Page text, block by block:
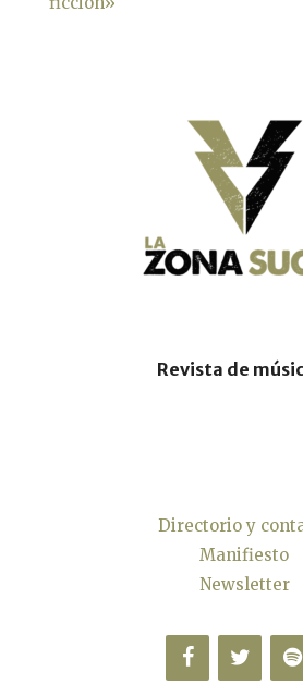
Revista de
Directorio y
Manifiesto
Newsletter